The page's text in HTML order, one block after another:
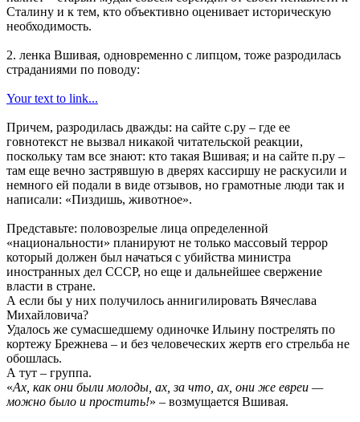
Сталину и к тем, кто объективно оценивает историческую
необходимость.
2. ленка Вшивая, одновременно с липцом, тоже разродилась
страданиями по поводу:
Your text to link...
Причем, разродилась дважды: на сайте с.ру – где ее
говнотекст не вызвал никакой читательской реакции,
поскольку там все знают: кто такая Вшивая; и на сайте п.ру –
там еще вечно застрявшую в дверях кассиршу не раскусили и
немного ей подали в виде отзывов, но грамотные люди так и
написали: «Пиздишь, животное».
Представьте: половозрелые лица определенной
«национальности» планируют не только массовый террор
который должен был начаться с убийства министра
иностранных дел СССР, но еще и дальнейшее свержение
власти в стране.
А если бы у них получилось аннигилировать Вячеслава
Михайловича?
Удалось же сумасшедшему одиночке Ильину пострелять по
кортежу Брежнева – и без человеческих жертв его стрельба не
обошлась.
А тут – группа.
«Ах, как они были молоды, ах, за что, ах, они же евреи —
можно было и простить!» – возмущается Вшивая.